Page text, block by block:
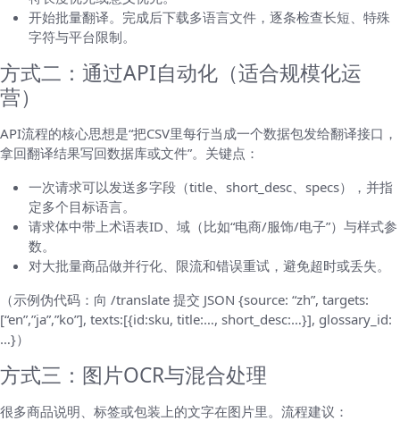
开始批量翻译。完成后下载多语言文件，逐条检查长短、特殊
字符与平台限制。
方式二：通过API自动化（适合规模化运
营）
API流程的核心思想是“把CSV里每行当成一个数据包发给翻译接口，
拿回翻译结果写回数据库或文件”。关键点：
一次请求可以发送多字段（title、short_desc、specs），并指
定多个目标语言。
请求体中带上术语表ID、域（比如“电商/服饰/电子”）与样式参
数。
对大批量商品做并行化、限流和错误重试，避免超时或丢失。
（示例伪代码：向 /translate 提交 JSON {source: “zh”, targets:
[“en”,”ja”,”ko”], texts:[{id:sku, title:…, short_desc:…}], glossary_id:
…}）
方式三：图片OCR与混合处理
很多商品说明、标签或包装上的文字在图片里。流程建议：